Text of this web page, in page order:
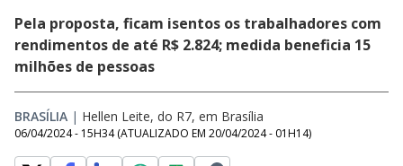
Pela proposta, ficam isentos os trabalhadores com
rendimentos de até R$ 2.824; medida beneficia 15
milhões de pessoas
BRASÍLIA | Hellen Leite, do R7, em Brasília
06/04/2024 - 15H34 (ATUALIZADO EM 20/04/2024 - 01H14)